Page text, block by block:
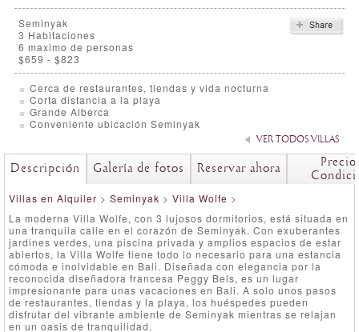
Seminyak
3 Habitaciones
6 maximo de personas
$659 - $823
Cerca de restaurantes, tiendas y vida nocturna
Corta distancia a la playa
Grande Alberca
Conveniente ubicación Seminyak
VER TODOS VILLAS
Descripción Galería de fotos Reservar ahora
Villas en Alquiler > Seminyak > Villa Wolfe >
La moderna Villa Wolfe, con 3 lujosos dormitorios, está situada en
una tranquila calle en el corazón de Seminyak. Con exuberantes
jardines verdes, una piscina privada y amplios espacios de estar
abiertos, la Villa Wolfe tiene todo lo necesario para una estancia
cómoda e inolvidable en Bali. Diseñada con elegancia por la
reconocida diseñadora francesa Peggy Bels, es un lugar
impresionante para unas vacaciones en Bali. A solo unos pasos
de restaurantes, tiendas y la playa, los huéspedes pueden
disfrutar del vibrante ambiente de Seminyak mientras se relajan
en un oasis de tranquilidad.